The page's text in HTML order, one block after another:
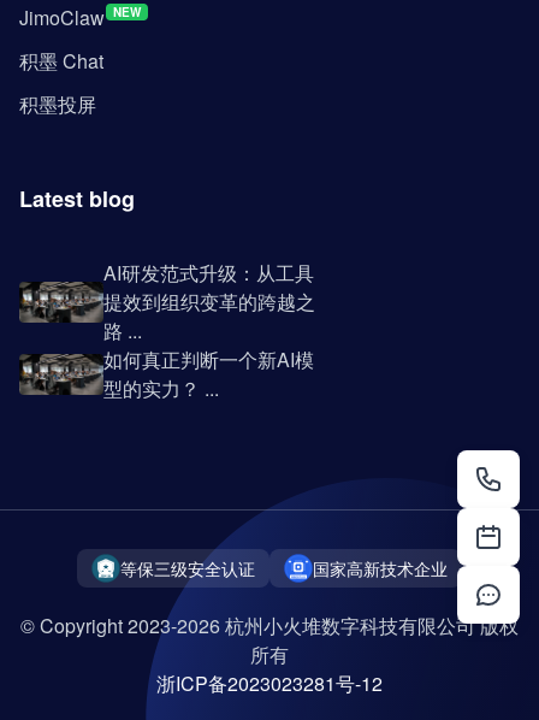
JimoClaw NEW
积墨 Chat
积墨投屏
Latest blog
AI研发范式升级：从工具
提效到组织变革的跨越之
路 ...
如何真正判断一个新AI模
型的实力？ ...
等保三级安全认证 国家高新技术企业
© Copyright 2023-2026 杭州小火堆数字科技有限公司 版权
所有
浙ICP备2023023281号-12